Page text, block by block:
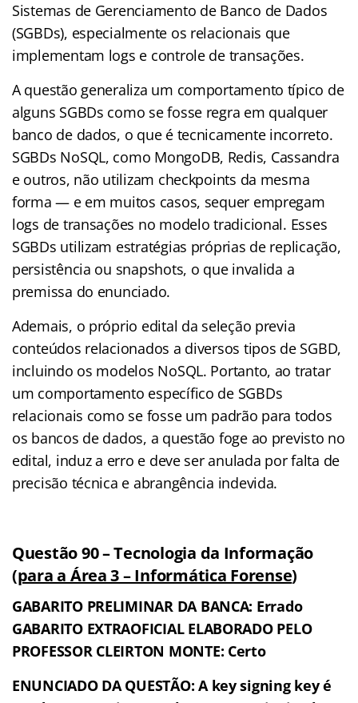
Sistemas de Gerenciamento de Banco de Dados
(SGBDs), especialmente os relacionais que
implementam logs e controle de transações.
A questão generaliza um comportamento típico de
alguns SGBDs como se fosse regra em qualquer
banco de dados, o que é tecnicamente incorreto.
SGBDs NoSQL, como MongoDB, Redis, Cassandra
e outros, não utilizam checkpoints da mesma
forma — e em muitos casos, sequer empregam
logs de transações no modelo tradicional. Esses
SGBDs utilizam estratégias próprias de replicação,
persistência ou snapshots, o que invalida a
premissa do enunciado.
Ademais, o próprio edital da seleção previa
conteúdos relacionados a diversos tipos de SGBD,
incluindo os modelos NoSQL. Portanto, ao tratar
um comportamento específico de SGBDs
relacionais como se fosse um padrão para todos
os bancos de dados, a questão foge ao previsto no
edital, induz a erro e deve ser anulada por falta de
precisão técnica e abrangência indevida.
Questão 90 – Tecnologia da Informação
(para a Área 3 – Informática Forense)
GABARITO PRELIMINAR DA BANCA: Errado
GABARITO EXTRAOFICIAL ELABORADO PELO
PROFESSOR CLEIRTON MONTE: Certo
ENUNCIADO DA QUESTÃO: A key signing key é